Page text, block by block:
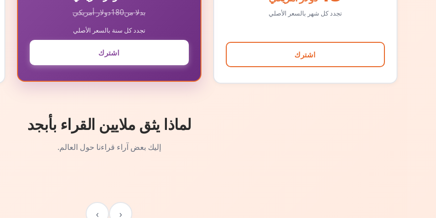
تجدد كل شهر بالسعر الأصلي
اشترك
بدلا من180دولار أمريكي
تجدد كل سنة بالسعر الأصلي
اشترك
لماذا يثق ملايين القراء بأبجد
إليك بعض آراء قراءنا حول العالم.
‹
›